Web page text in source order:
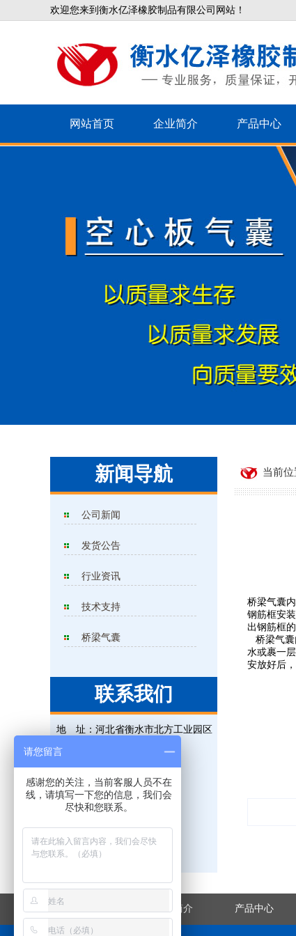
欢迎您来到衡水亿泽橡胶制品有限公司网站！
网站首页 企业简介 产品中心
新闻导航
公司新闻
发货公告
行业资讯
技术支持
桥梁气囊
联系我们
地 址： 河北省衡水市北方工业园区
电 话：
手 机：18131823695
传 真：0318-5225315
网 址：www.hsxjgs.com
当前
桥梁气囊
钢筋框安
出钢筋框
桥梁气囊
水或裹一
安放好后
企业简介 产品中心
请您留言
感谢您的关注，当前客服人员不在
线，请填写一下您的信息，我们会
尽快和您联系。